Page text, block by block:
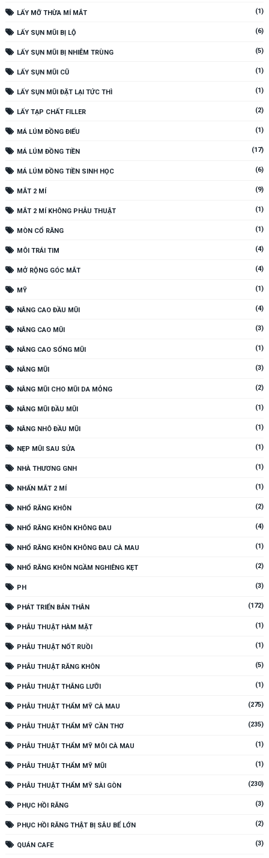
LẤY MỠ THỪA MÍ MẮT (1)
LẤY SỤN MŨI BỊ LỘ (6)
LẤY SỤN MŨI BỊ NHIỄM TRÙNG (5)
LẤY SỤN MŨI CŨ (1)
LẤY SỤN MŨI ĐẶT LẠI TỨC THÌ (1)
LẤY TẠP CHẤT FILLER (2)
MÁ LÚM ĐỒNG ĐIẾU (1)
MÁ LÚM ĐỒNG TIỀN (17)
MÁ LÚM ĐỒNG TIỀN SINH HỌC (6)
MẮT 2 MÍ (9)
MẮT 2 MÍ KHÔNG PHẪU THUẬT (1)
MÒN CỔ RĂNG (1)
MÔI TRÁI TIM (4)
MỞ RỘNG GÓC MẮT (4)
MỸ (1)
NÂNG CAO ĐẦU MŨI (4)
NÂNG CAO MŨI (3)
NÂNG CAO SỐNG MŨI (1)
NÂNG MŨI (3)
NÂNG MŨI CHO MŨI DA MỎNG (2)
NÂNG MŨI ĐẦU MŨI (1)
NÂNG NHÔ ĐẦU MŨI (1)
NẸP MŨI SAU SỬA (1)
NHÀ THƯƠNG GNH (1)
NHẤN MẮT 2 MÍ (1)
NHỔ RĂNG KHÔN (2)
NHỔ RĂNG KHÔN KHÔNG ĐAU (4)
NHỔ RĂNG KHÔN KHÔNG ĐAU CÀ MAU (1)
NHỔ RĂNG KHÔN NGẦM NGHIÊNG KẸT (2)
PH (3)
PHÁT TRIỂN BẢN THÂN (172)
PHẪU THUẬT HÀM MẶT (1)
PHẪU THUẬT NỐT RUỒI (1)
PHẪU THUẬT RĂNG KHÔN (5)
PHẪU THUẬT THẮNG LƯỠI (1)
PHẪU THUẬT THẨM MỸ CÀ MAU (275)
PHẪU THUẬT THẨM MỸ CẦN THƠ (235)
PHẪU THUẬT THẨM MỸ MÔI CÀ MAU (1)
PHẪU THUẬT THẨM MỸ MŨI (1)
PHẪU THUẬT THẨM MỸ SÀI GÒN (230)
PHỤC HỒI RĂNG (3)
PHỤC HỒI RĂNG THẬT BỊ SÂU BỂ LỚN (2)
QUÁN CAFE (3)